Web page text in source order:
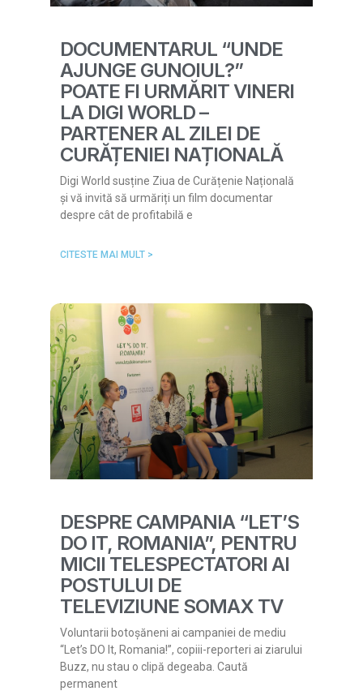
DOCUMENTARUL “UNDE
AJUNGE GUNOIUL?”
POATE FI URMĂRIT VINERI
LA DIGI WORLD –
PARTENER AL ZILEI DE
CURĂȚENIEI NAȚIONALĂ
Digi World susține Ziua de Curățenie Națională
și vă invită să urmăriți un film documentar
despre cât de profitabilă e
CITESTE MAI MULT >
DESPRE CAMPANIA “LET’S
DO IT, ROMANIA”, PENTRU
MICII TELESPECTATORI AI
POSTULUI DE
TELEVIZIUNE SOMAX TV
Voluntarii botoșăneni ai campaniei de mediu
“Let’s DO It, Romania!”, copiii-reporteri ai ziarului
Buzz, nu stau o clipă degeaba. Caută
permanent